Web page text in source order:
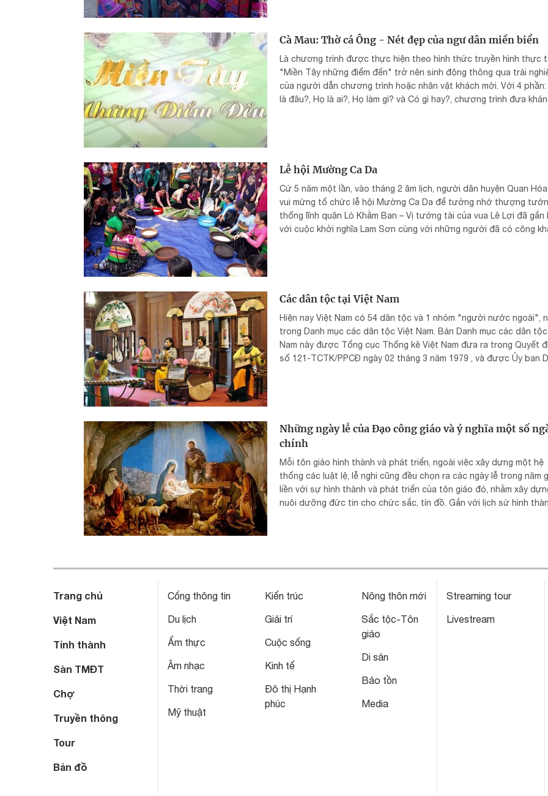
Cà Mau: Thờ cá Ông - Nét đẹp của ngư dân miền biển
Là chương trình được thực hiện theo hình thức truyền hình thực
"Miền Tây những điểm đến" trở nên sinh động thông qua trải
của người dẫn chương trình hoặc nhân vật khách mời. Với 4
là đâu?, Họ là ai?, Họ làm gì? và Có gì hay?, chương trình đưa khán
Lễ hội Mường Ca Da
Cứ 5 năm một lần, vào tháng 2 âm lịch, người dân huyện Quan
vui mừng tổ chức lễ hội Mường Ca Da để tưởng nhớ thượng
thống lĩnh quân Lò Khằm Ban – Vị tướng tài của vua Lê Lợi đã gắn
với cuộc khởi nghĩa Lam Sơn cùng với những người đã có công
Các dân tộc tại Việt Nam
Hiện nay Việt Nam có 54 dân tộc và 1 nhóm "người nước ngoài",
trong Danh mục các dân tộc Việt Nam. Bản Danh mục các dân
Nam này được Tổng cục Thống kê Việt Nam đưa ra trong Quyết
số 121-TCTK/PPCĐ ngày 02 tháng 3 năm 1979 , và được Ủy ban
Những ngày lễ của Đạo công giáo và ý nghĩa một số
chính
Mỗi tôn giáo hình thành và phát triển, ngoài việc xây dựng một hệ
thống các luật lệ, lễ nghi cũng đều chọn ra các ngày lễ trong năm
liền với sự hình thành và phát triển của tôn giáo đó, nhằm xây
nuôi dưỡng đức tin cho chức sắc, tín đồ. Gắn với lịch sử hình
Trang chủ
Việt Nam
Tỉnh thành
Sàn TMĐT
Chợ
Truyền thông
Tour
Bản đồ
Cổng thông tin
Du lịch
Ẩm thực
Âm nhạc
Thời trang
Mỹ thuật
Kiến trúc
Giải trí
Cuộc sống
Kinh tế
Đô thị Hạnh
phúc
Nông thôn mới
Sắc tộc-Tôn
giáo
Di sản
Bảo tồn
Media
Streaming tour
Livestream